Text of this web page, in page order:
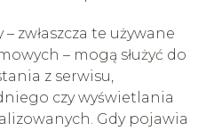
zwłaszcza te używane
– mogą służyć do
z serwisu,
czy wyświetlania
Gdy pojawia